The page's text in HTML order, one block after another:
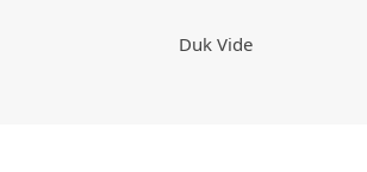
Duk Vide